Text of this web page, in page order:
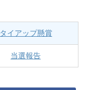
タイアップ懸賞
当選報告